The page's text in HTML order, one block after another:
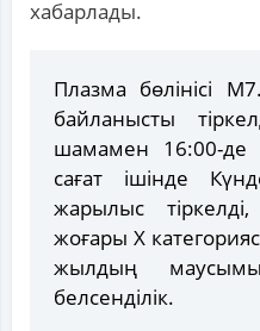
хабарлады.
Плазма бөлінісі
байланысты
шамамен 16:00-де
сағат ішінде
жарылыс
жоғары X
жылдың
белсенділік.